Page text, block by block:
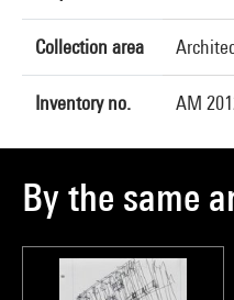
Collection area
Inventory no. AM
By the same